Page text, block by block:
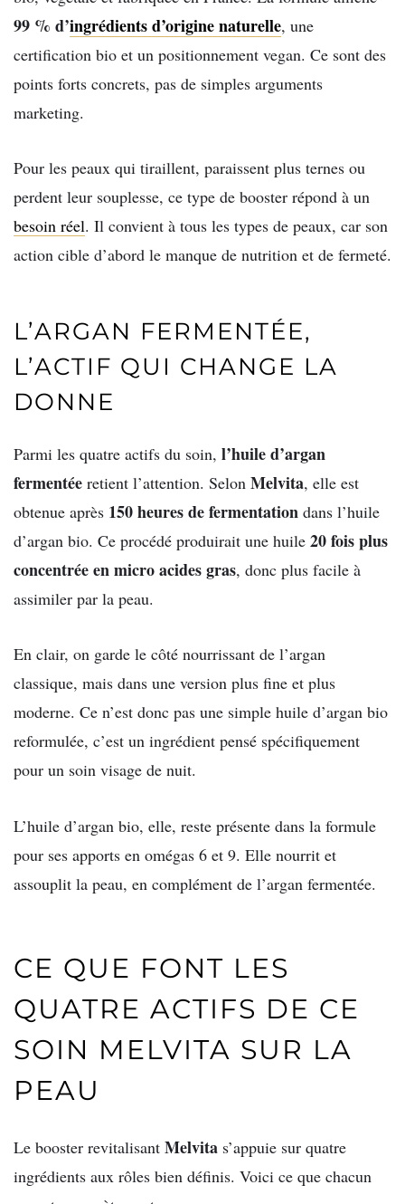
99 % d’ingrédients d’origine naturelle, une
certification bio et un positionnement vegan. Ce sont des
points forts concrets, pas de simples arguments
marketing.
Pour les peaux qui tiraillent, paraissent plus ternes ou
perdent leur souplesse, ce type de booster répond à un
besoin réel. Il convient à tous les types de peaux, car son
action cible d’abord le manque de nutrition et de fermeté.
L’ARGAN FERMENTÉE,
L’ACTIF QUI CHANGE LA
DONNE
Parmi les quatre actifs du soin, l’huile d’argan
fermentée retient l’attention. Selon Melvita, elle est
obtenue après 150 heures de fermentation dans l’huile
d’argan bio. Ce procédé produirait une huile 20 fois plus
concentrée en micro acides gras, donc plus facile à
assimiler par la peau.
En clair, on garde le côté nourrissant de l’argan
classique, mais dans une version plus fine et plus
moderne. Ce n’est donc pas une simple huile d’argan bio
reformulée, c’est un ingrédient pensé spécifiquement
pour un soin visage de nuit.
L’huile d’argan bio, elle, reste présente dans la formule
pour ses apports en omégas 6 et 9. Elle nourrit et
assouplit la peau, en complément de l’argan fermentée.
CE QUE FONT LES
QUATRE ACTIFS DE CE
SOIN MELVITA SUR LA
PEAU
Le booster revitalisant Melvita s’appuie sur quatre
ingrédients aux rôles bien définis. Voici ce que chacun